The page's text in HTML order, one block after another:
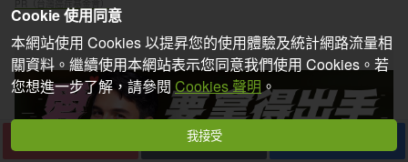
下一篇
Cookie 使用同意
本網站使用 Cookies 以提昇您的使用體驗及統計網路流量相
關資料。繼續使用本網站表示您同意我們使用 Cookies。若
您想進一步了解，請參閱Cookies 聲明。
我接受